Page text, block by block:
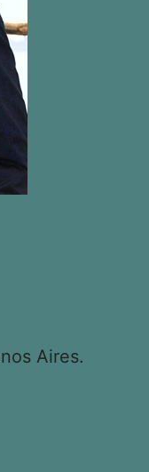
Aires.